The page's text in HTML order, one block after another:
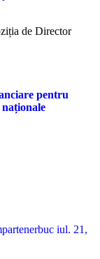
pentru
naționale
iul. 21,